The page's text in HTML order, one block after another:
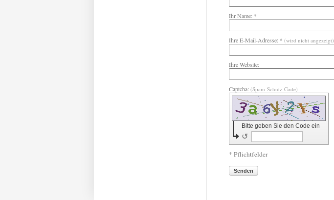
Ihr Name: *
Ihre E-Mail-Adresse: *(wird nicht angezeigt)
Ihre Website:
Captcha:(Spam-Schutz-Code)
Bitte geben Sie den Code ein
↺
* Pflichtfelder
Senden